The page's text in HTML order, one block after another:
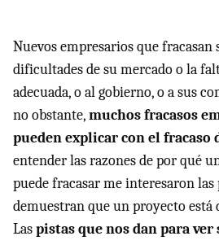
Nuevos empresarios que fracasan
dificultades de su mercado o la
adecuada, o al gobierno, o a sus
no obstante,muchos fracasos
pueden explicar con el fracaso
entender las razones de por qué
puede fracasar me interesaron las
demuestran que un proyecto está
Laspistas que nos dan para